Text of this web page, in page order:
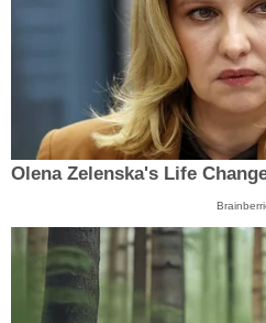
Olena Zelenska's Life